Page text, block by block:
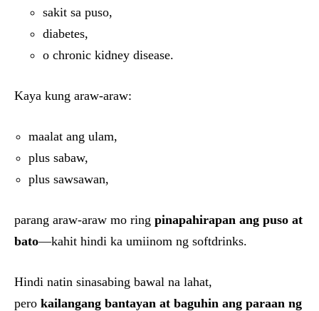
sakit sa puso,
diabetes,
o chronic kidney disease.
Kaya kung araw-araw:
maalat ang ulam,
plus sabaw,
plus sawsawan,
parang araw-araw mo ring pinapahirapan ang puso at
bato—kahit hindi ka umiinom ng softdrinks.
Hindi natin sinasabing bawal na lahat,
pero kailangang bantayan at baguhin ang paraan ng